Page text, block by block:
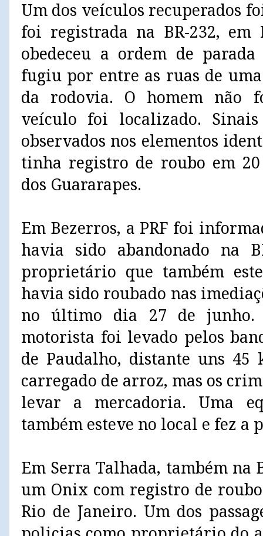
Um dos veículos recuperados
foi registrada na BR-232, em
obedeceu a ordem de
fugiu por entre as ruas de
da rodovia. O homem não
veículo foi localizado.
observados nos elementos
tinha registro de roubo em
dos Guararapes.
Em Bezerros, a PRF foi
havia sido abandonado na
proprietário que também
havia sido roubado nas
no último dia 27 de junho.
motorista foi levado pelos
de Paudalho, distante uns 45
carregado de arroz, mas os
levar a mercadoria. Uma
também esteve no local e fez a
Em Serra Talhada, também na
um Onix com registro de
Rio de Janeiro. Um dos